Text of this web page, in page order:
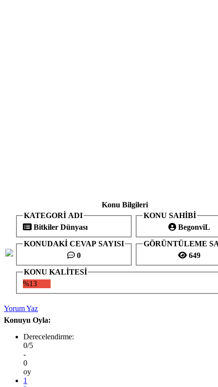
Konu Bilgileri
KATEGORİ ADI
Bitkiler Dünyası
KONU SAHİBİ
BegonviL
KONUDAKİ CEVAP SAYISI
0
GÖRÜNTÜLEME
649
KONU KALİTESİ
%13
Yorum Yaz
Konuyu Oyla:
Derecelendirme:
0/5
-
0
oy
1